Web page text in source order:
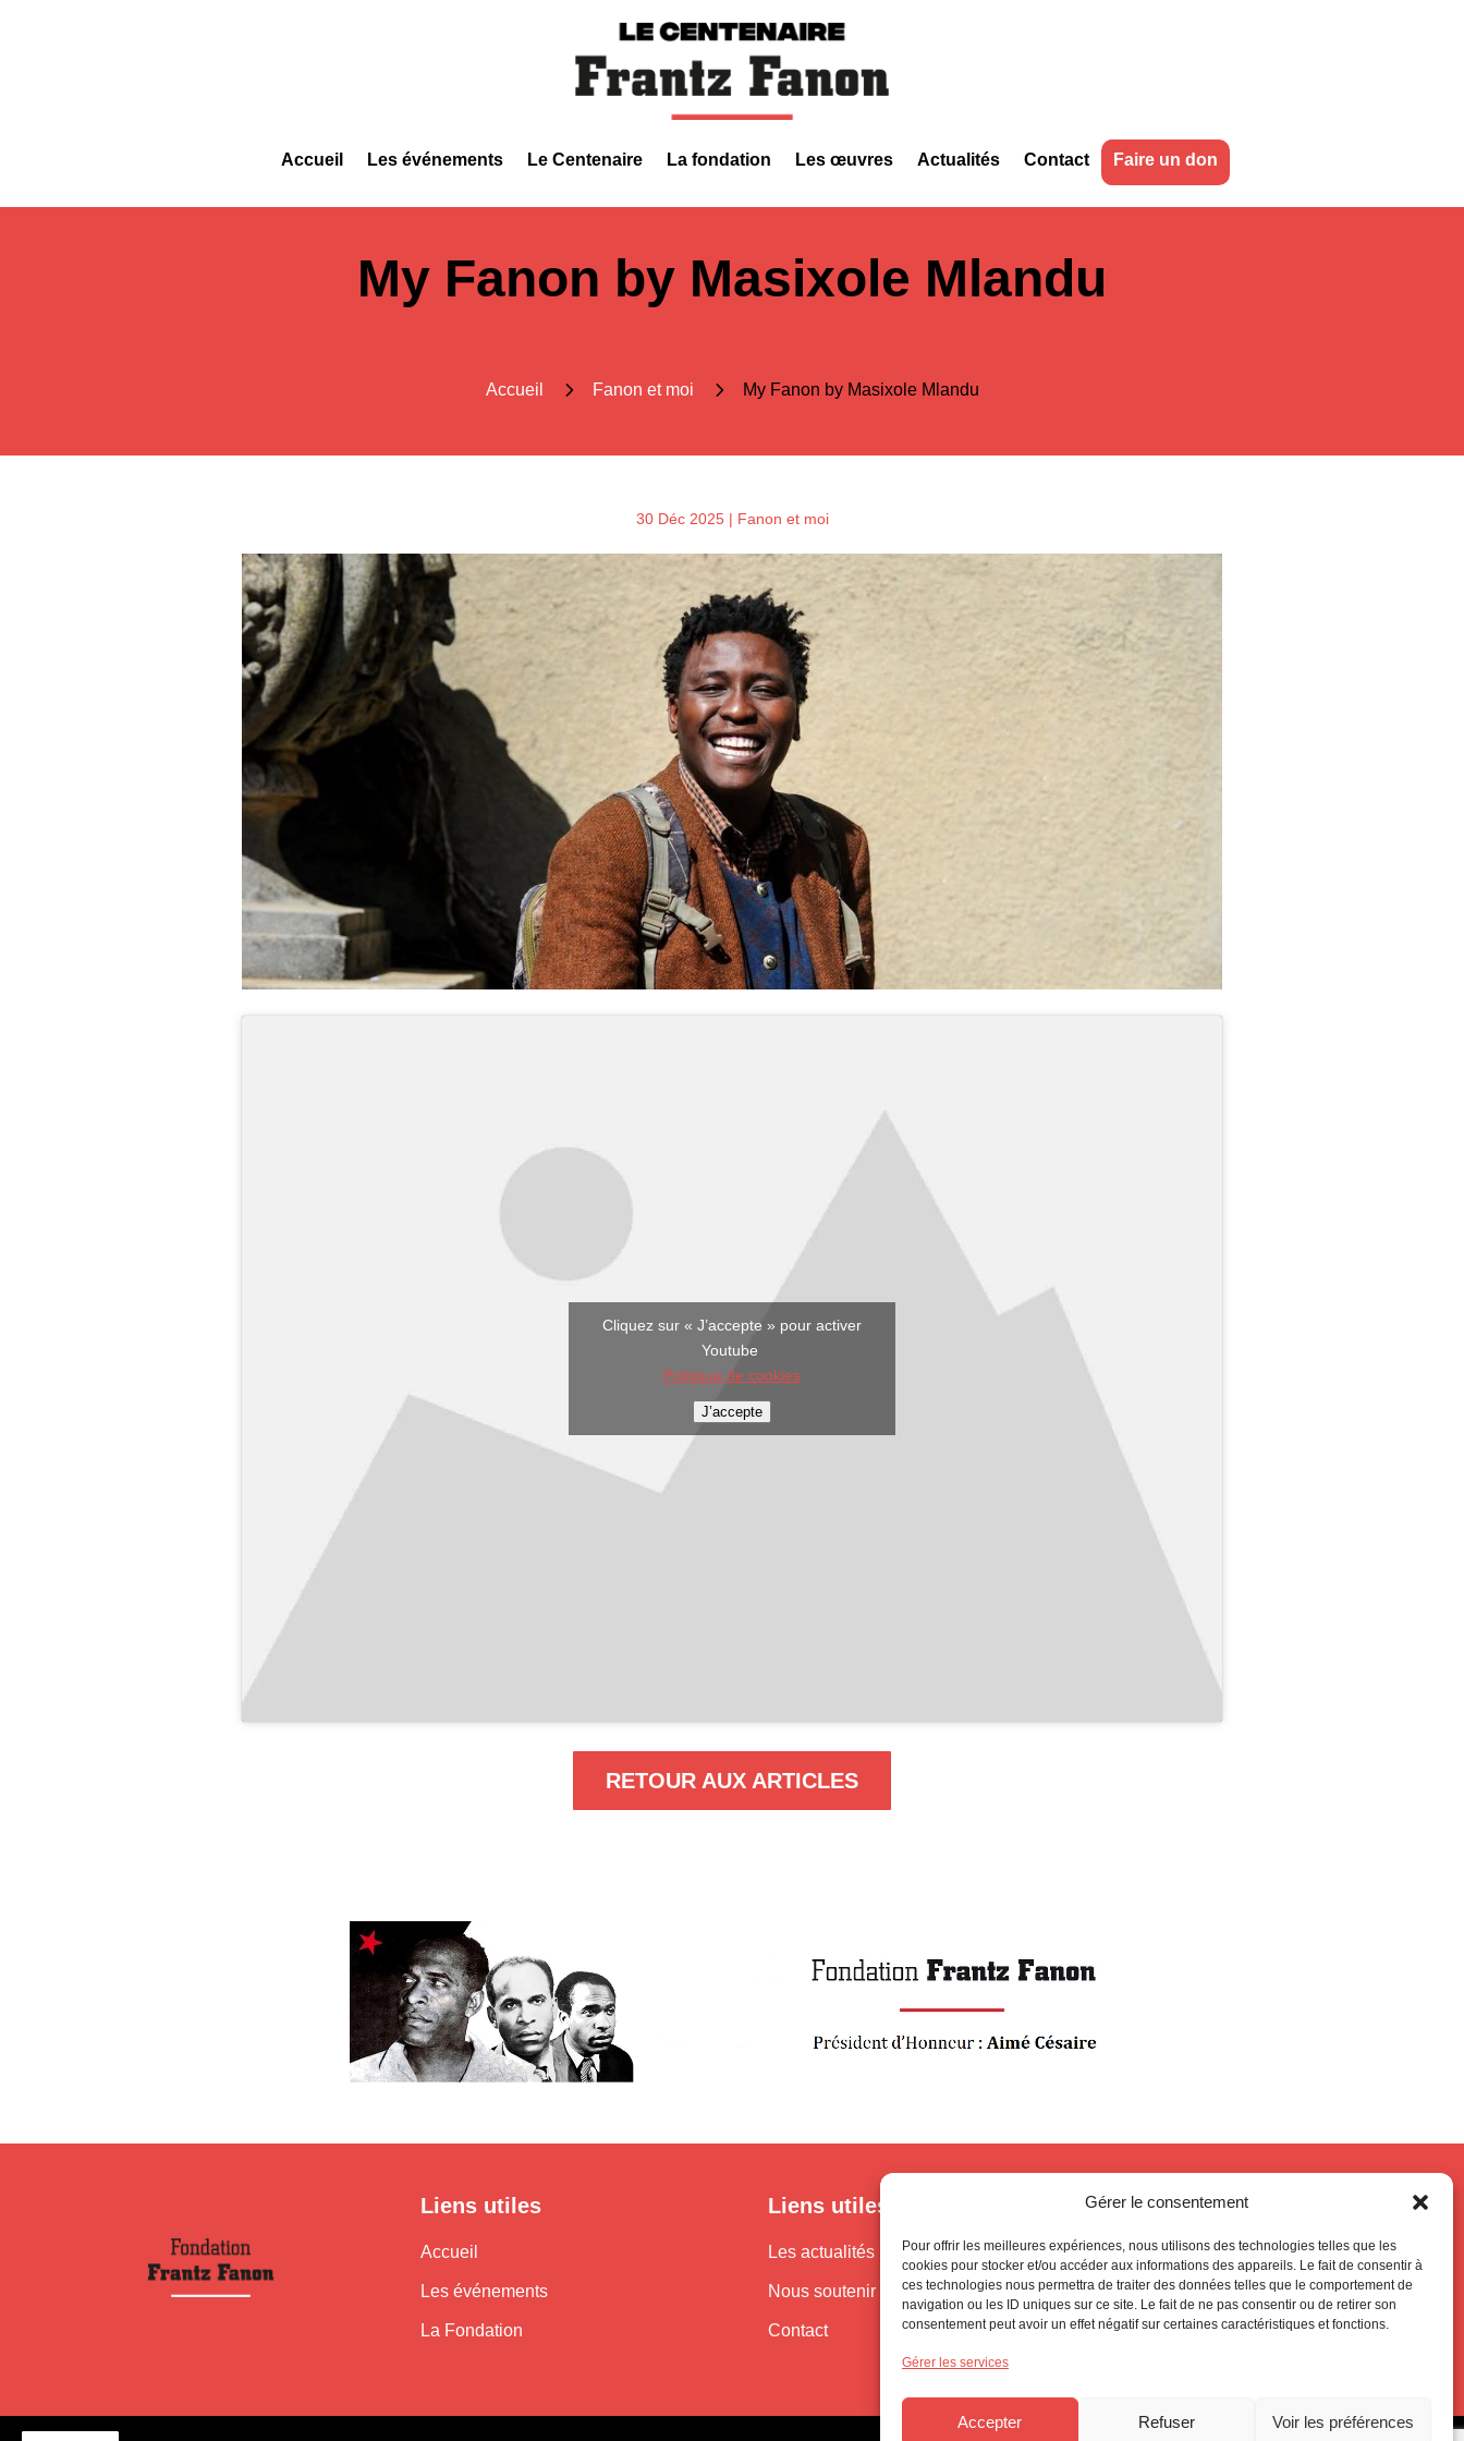
Gérer le consentement
Pour offrir les meilleures expériences, nous utilisons des technologies telles que les
cookies pour stocker et/ou accéder aux informations des appareils. Le fait de consentir à
ces technologies nous permettra de traiter des données telles que le comportement de
navigation ou les ID uniques sur ce site. Le fait de ne pas consentir ou de retirer son
consentement peut avoir un effet négatif sur certaines caractéristiques et fonctions.
Gérer les services
Accepter Refuser Voir les préférences
Accueil Les événements Le Centenaire La fondation Les œuvres Actualités Contact Faire un don
My Fanon by Masixole Mlandu
Accueil 5 Fanon et moi 5 My Fanon by Masixole Mlandu
30 Déc 2025| Fanon et moi
Cliquez sur « J’accepte » pour activer
Youtube
Politique de cookies
J’accepte
RETOUR AUX ARTICLES
Liens utiles
Accueil
Les événements
La Fondation
Liens utiles
Les actualités
Nous soutenir
Contact
Suivez-nous